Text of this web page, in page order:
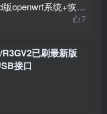
openwrt系统+恢复
7
已刷最新版
接口